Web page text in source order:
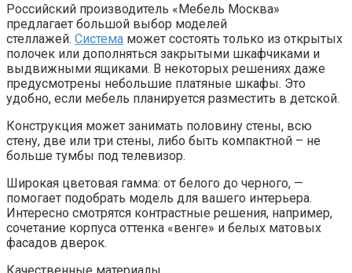
Российский производитель «Мебель Москва»
предлагает большой выбор моделей
стеллажей. Система может состоять только из открытых
полочек или дополняться закрытыми шкафчиками и
выдвижными ящиками. В некоторых решениях даже
предусмотрены небольшие платяные шкафы. Это
удобно, если мебель планируется разместить в детской.
Конструкция может занимать половину стены, всю
стену, две или три стены, либо быть компактной – не
больше тумбы под телевизор.
Широкая цветовая гамма: от белого до черного, —
помогает подобрать модель для вашего интерьера.
Интересно смотрятся контрастные решения, например,
сочетание корпуса оттенка «венге» и белых матовых
фасадов дверок.
Качественные материалы